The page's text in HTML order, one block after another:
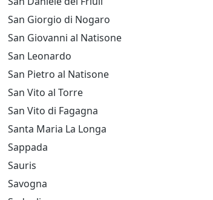
San Giorgio di Nogaro
San Giovanni al Natisone
San Leonardo
San Pietro al Natisone
San Vito al Torre
San Vito di Fagagna
Santa Maria La Longa
Sappada
Sauris
Savogna